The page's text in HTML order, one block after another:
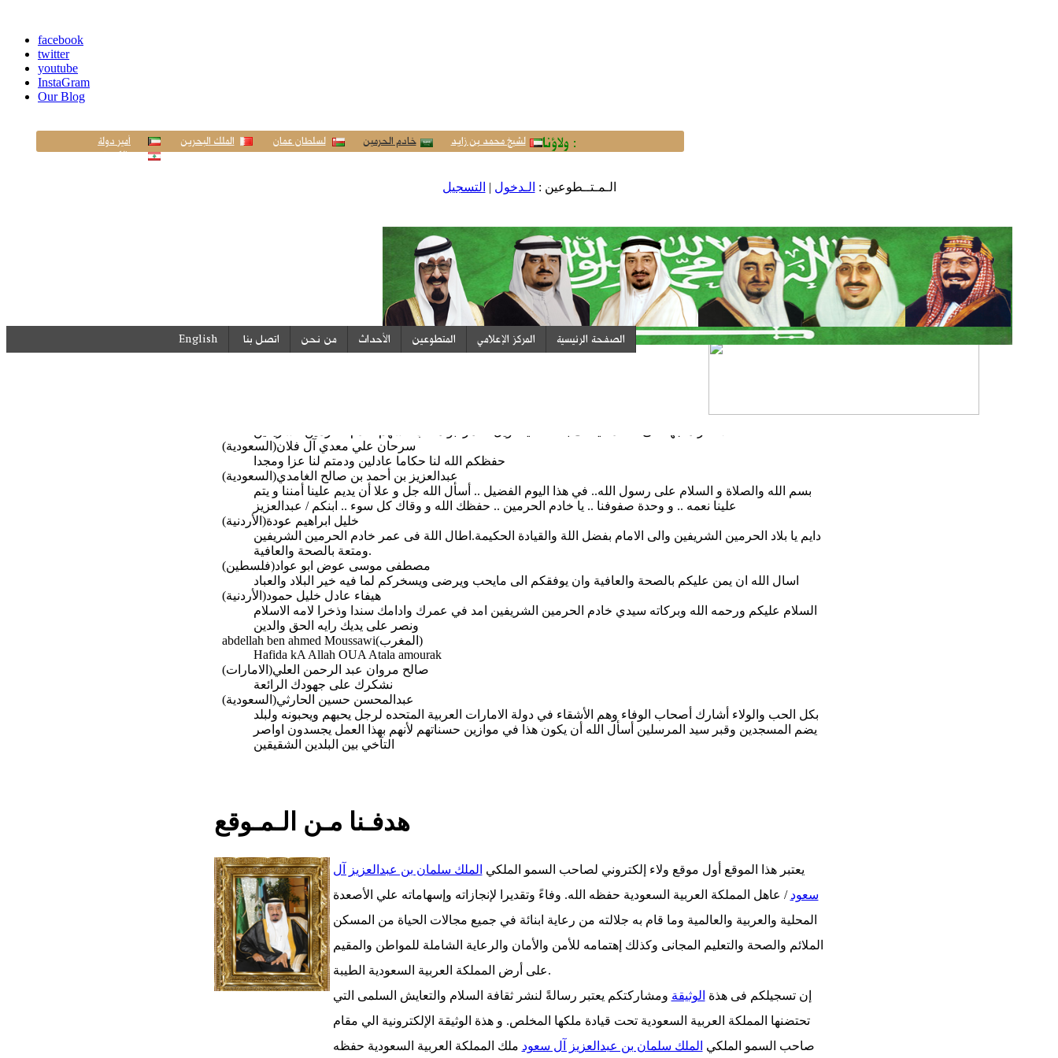
facebook
twitter
youtube
InstaGram
Our Blog
ولاؤنا : لشيخ محمد بن زايد خادم الحرمين لسلطان عمان الملك البحرين
أمير دولة
الكويت
الـمـتــطوعين : الـدخول | التسجيل
الصفحة الرئيسية المركز الإعلامي المتطوعين الأحداث من نحن اتصل بنا English
سرحان علي معدي آل فلان(السعودية)
حفظكم الله لنا حكاما عادلين ودمتم لنا عزا ومجدا
عبدالعزيز بن أحمد بن صالح الغامدي(السعودية)
بسم الله والصلاة و السلام على رسول الله.. في هذا اليوم الفضيل .. أسأل الله جل و علا أن يديم علينا أمننا و يتم
علينا نعمه .. و وحدة صفوفنا .. يا خادم الحرمين .. حفظك الله و وقاك كل سوء .. ابنكم / عبدالعزيز
خليل ابراهيم عودة(الأردنية)
دايم يا بلاد الحرمين الشريفين والى الامام بفضل اللة والقيادة الحكيمة.اطال اللة فى عمر خادم الحرمين الشريفين
ومتعة بالصحة والعافية.
مصطفى موسى عوض ابو عواد(فلسطين)
اسال الله ان يمن عليكم بالصحة والعافية وان يوفقكم الى مايحب ويرضى ويسخركم لما فيه خير البلاد والعباد
هيفاء عادل خليل حمود(الأردنية)
السلام عليكم ورحمه الله وبركاته سيدي خادم الحرمين الشريفين امد في عمرك وادامك سندا وذخرا لامه الاسلام
ونصر على يديك رايه الحق والدين
abdellah ben ahmed Moussawi(المغرب)
Hafida kA Allah OUA Atala amourak
صالح مروان عبد الرحمن العلي(الامارات)
نشكرك على جهودك الرائعة
عبدالمحسن حسين الحارثي(السعودية)
بكل الحب والولاء أشارك أصحاب الوفاء وهم الأشقاء في دولة الامارات العربية المتحده لرجل يحبهم ويحبونه ولبلد
يضم المسجدين وقبر سيد المرسلين أسأل الله أن يكون هذا في موازين حسناتهم لأنهم بهذا العمل يجسدون اواصر
التآخي بين البلدين الشقيقين
مؤمنة ناصح النعمان(سوريا)
هدفـنا مـن الـمـوقع
يعتبر هذا الموقع أول موقع ولاء إلكتروني لصاحب السمو الملكيالملك سلمان بن عبدالعزيز آل
سعود / عاهل المملكة العربية السعودية حفظه الله. وفاءً وتقديرا لإنجازاته وإسهاماته علي الأصعدة
المحلية والعربية والعالمية وما قام به جلالته من رعاية ابنائة في جميع مجالات الحياة من المسكن
الملائم والصحة والتعليم المجانى وكذلك إهتمامه للأمن والأمان والرعاية الشاملة للمواطن والمقيم
على أرض المملكة العربية السعودية الطيبة.
إن تسجيلكم فى هذة
الوثيقة
ومشاركتكم يعتبر رسالةً لنشر ثقافة السلام والتعايش السلمى التي
تحتضنها المملكة العربية السعودية تحت قيادة ملكها المخلص. و هذة الوثيقة الإلكترونية الي مقام